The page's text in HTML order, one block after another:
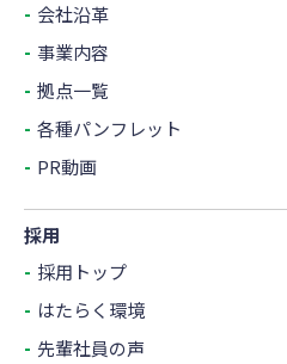
会社沿革
事業内容
拠点一覧
各種パンフレット
PR動画
採用
採用トップ
はたらく環境
先輩社員の声